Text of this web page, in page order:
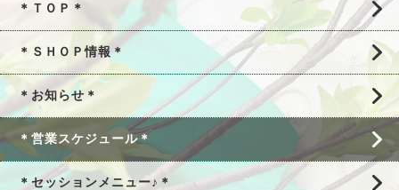
＊ＴＯＰ＊
＊ＳＨＯＰ情報＊
＊お知らせ＊
＊営業スケジュール＊
＊セッションメニュー♪＊